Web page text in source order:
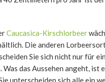
Caucasica-Kirschlorbeer
Die anderen
Sie sich nicht nur für
das Aussehen angeht, ist
unterscheiden sich alle ein